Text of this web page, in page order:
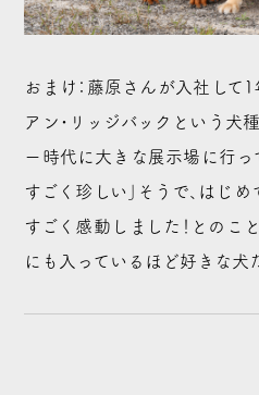
おまけ：藤原さんが入社して
アン・リッジバックという犬
ー時代に大きな展示場に行
すごく珍しい」そうで、はじ
すごく感動しました！とのこ
にも入っているほど好きな犬